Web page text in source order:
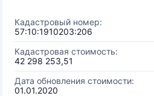
Кадастровый номер:
57:10:1910203:206
Кадастровая стоимость:
42 298 253,51
Дата обновления стоимости:
01.01.2020